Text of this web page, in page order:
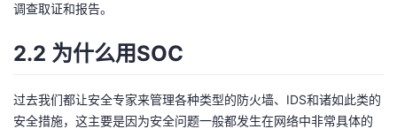
的
课
程
我
的
认
我
的
我
技
术
支
的
云
声
调查取证和报告。
2.2 为什么用SOC
过去我们都让安全专家来管理各种类型的防火墙、IDS和诸如此类的
安全措施，这主要是因为安全问题一般都发生在网络中非常具体的